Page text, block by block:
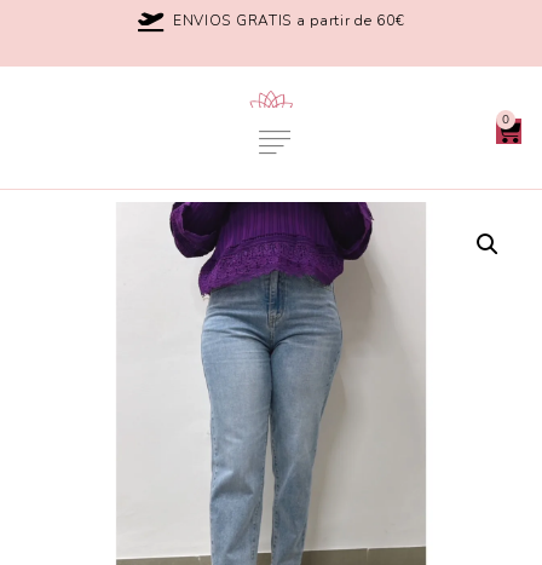
ENVIOS GRATIS a partir de 60€
0